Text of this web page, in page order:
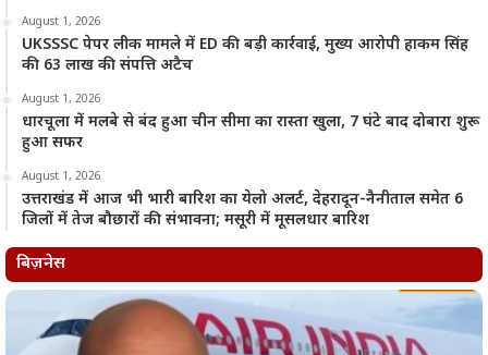
August 1, 2026
UKSSSC पेपर लीक मामले में ED की बड़ी कार्रवाई, मुख्य आरोपी हाकम सिंह
की 63 लाख की संपत्ति अटैच
August 1, 2026
धारचूला में मलबे से बंद हुआ चीन सीमा का रास्ता खुला, 7 घंटे बाद दोबारा शुरू
हुआ सफर
August 1, 2026
उत्तराखंड में आज भी भारी बारिश का येलो अलर्ट, देहरादून-नैनीताल समेत 6
जिलों में तेज बौछारों की संभावना; मसूरी में मूसलधार बारिश
बिज़नेस